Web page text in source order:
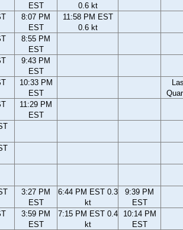
EST
0.6 kt
8:07 PM
EST
11:58 PM EST
0.6 kt
8:55 PM
EST
9:43 PM
EST
10:33 PM
EST
11:29 PM
EST
3:27 PM
EST
6:44 PM EST 0.3
kt
9:39 PM
EST
3:59 PM
EST
7:15 PM EST 0.4
kt
10:14 PM
EST